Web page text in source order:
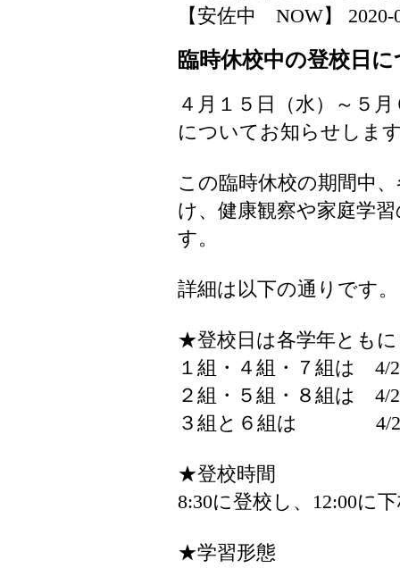
【安佐中 NOW】 2020-
臨時休校中の登校日
４月１５日（水）～５
についてお知らせしま
この臨時休校の期間中
け、健康観察や家庭学
す。
詳細は以下の通りです。
★登校日は各学年ともに
１組・４組・７組は 4/
２組・５組・８組は 4/
３組と６組は 4/22
★登校時間
8:30に登校し、12:00に
★学習形態